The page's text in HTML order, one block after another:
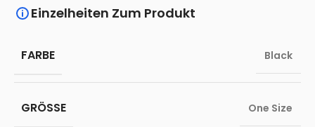
Einzelheiten Zum Produkt
FARBE Black
GRÖSSE One Size